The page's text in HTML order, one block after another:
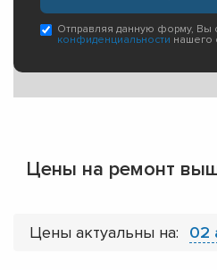
Отправляя данную форму, Вы
конфиденциальности нашего
Цены на ремонт
Цены актуальны на: 02